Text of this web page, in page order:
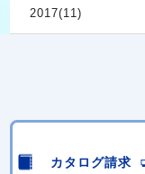
2017(11)
カタログ請求